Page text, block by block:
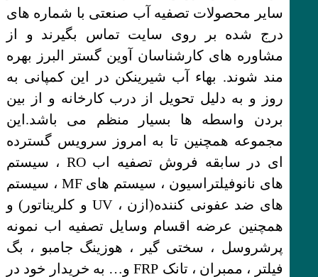
سایر محصولات تصفیه آب صنعتی با شماره های
درج شده بر روی سایت تماس بگیرند و از
مشاوره های کارشناسان آوین گستر البرز بهره
مند شوند. بهاء آب شیرینکن در این کمپانی به
روز و به دلیل تحویل از درب کارخانه و از بین
بردن واسطه ها بسیار منظم می باشد.این
مجموعه همچنین تا به امروز سرویس گسترده
ای در سابقه فروش تصفیه اب RO ، سیستم
های نانوفیلتراسیون ، سیستم های MF ، سیستم
های ضد عفونی کننده(ازن ، UV و کلریناتور) و
همچنین عرضه اقسام وسایل تصفیه اب نمونه
پرشروسل ، سختی گیر ، هوزینگ جامبو ، بگ
فیلتر ، ممبران ، تانک FRP و… به خریدار خود در